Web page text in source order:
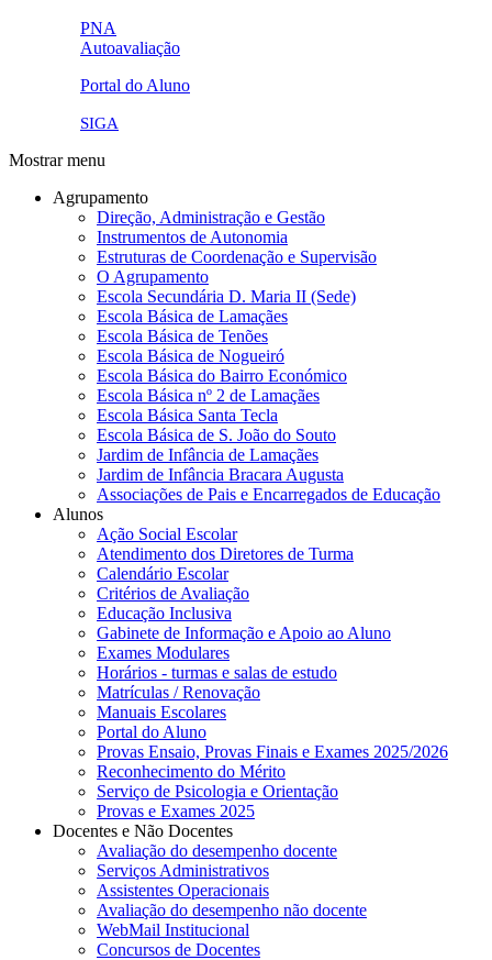
ue.png.png
pna.png
PNA
eye-42848_640.png
Autoavaliação
link4.png
Portal do Aluno
SIGA
Mostrar menu
Agrupamento
Direção, Administração e Gestão
Instrumentos de Autonomia
Estruturas de Coordenação e Supervisão
O Agrupamento
Escola Secundária D. Maria II (Sede)
Escola Básica de Lamaçães
Escola Básica de Tenões
Escola Básica de Nogueiró
Escola Básica do Bairro Económico
Escola Básica nº 2 de Lamaçães
Escola Básica Santa Tecla
Escola Básica de S. João do Souto
Jardim de Infância de Lamaçães
Jardim de Infância Bracara Augusta
Associações de Pais e Encarregados de Educação
Alunos
Ação Social Escolar
Atendimento dos Diretores de Turma
Calendário Escolar
Critérios de Avaliação
Educação Inclusiva
Gabinete de Informação e Apoio ao Aluno
Exames Modulares
Horários - turmas e salas de estudo
Matrículas / Renovação
Manuais Escolares
Portal do Aluno
Provas Ensaio, Provas Finais e Exames 2025/2026
Reconhecimento do Mérito
Serviço de Psicologia e Orientação
Provas e Exames 2025
Docentes e Não Docentes
Avaliação do desempenho docente
Serviços Administrativos
Assistentes Operacionais
Avaliação do desempenho não docente
WebMail Institucional
Concursos de Docentes